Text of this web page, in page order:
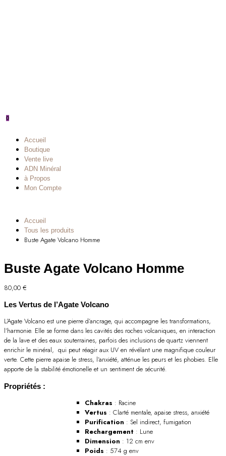
0
Accueil
Boutique
Vente live
ADN Minéral
à Propos
Mon Compte
Accueil
Tous les produits
Buste Agate Volcano Homme
Buste Agate Volcano Homme
80,00 €
Les Vertus de l’Agate Volcano
L’Agate Volcano est une pierre d’ancrage, qui accompagne les transformations,
l’harmonie. Elle se forme dans les cavités des roches volcaniques, en interaction
de la lave et des eaux souterraines, parfois des inclusions de quartz viennent
enrichir le minéral, qui peut réagir aux UV en révélant une magnifique couleur
verte. Cette pierre apaise le stress, l’anxiété, atténue les peurs et les phobies. Elle
apporte de la stabilité émotionelle et un sentiment de sécurité.
Propriétés :
Chakras : Racine
Vertus : Clarté mentale, apaise stress, anxiété
Purification : Sel indirect, fumigation
Rechargement : Lune
Dimension : 12 cm env
Poids : 574 g env